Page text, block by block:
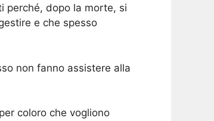
perché, dopo la morte, si
e che spesso
non fanno assistere alla
coloro che vogliono